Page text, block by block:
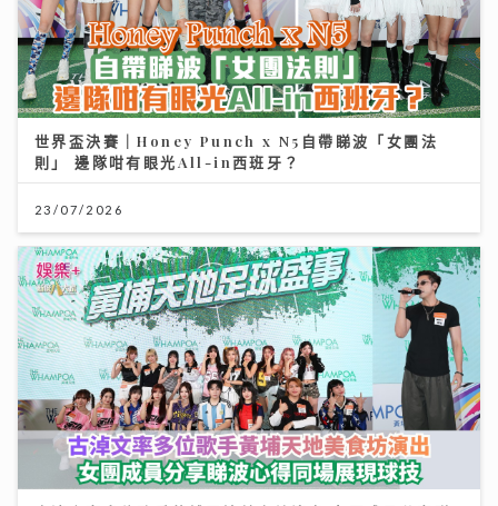
世界盃決賽｜Honey Punch x N5自帶睇波「女團法
則」 邊隊咁有眼光All-in西班牙？
23/07/2026